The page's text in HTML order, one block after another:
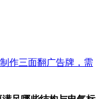
作三面翻广告牌，需